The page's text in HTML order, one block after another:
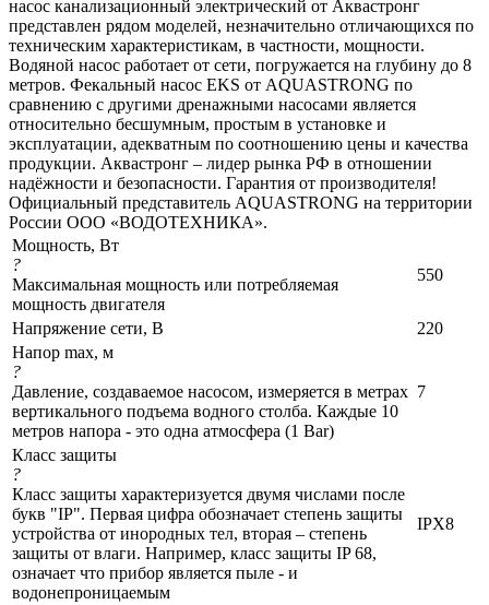
насос канализационный электрический от Аквастронг
представлен рядом моделей, незначительно отличающихся по
техническим характеристикам, в частности, мощности.
Водяной насос работает от сети, погружается на глубину до 8
метров. Фекальный насос EKS от AQUASTRONG по
сравнению с другими дренажными насосами является
относительно бесшумным, простым в установке и
эксплуатации, адекватным по соотношению цены и качества
продукции. Аквастронг – лидер рынка РФ в отношении
надёжности и безопасности. Гарантия от производителя!
Официальный представитель AQUASTRONG на территории
России ООО «ВОДОТЕХНИКА».
Мощность, Вт
?
Максимальная мощность или потребляемая
мощность двигателя
550
Напряжение сети, В
220
Напор max, м
?
Давление, создаваемое насосом, измеряется в метрах
вертикального подъема водного столба. Каждые 10
метров напора - это одна атмосфера (1 Bar)
7
Класс защиты
?
Класс защиты характеризуется двумя числами после
букв "IP". Первая цифра обозначает степень защиты
устройства от инородных тел, вторая – степень
защиты от влаги. Например, класс защиты IP 68,
означает что прибор является пыле - и
водонепроницаемым
IPX8